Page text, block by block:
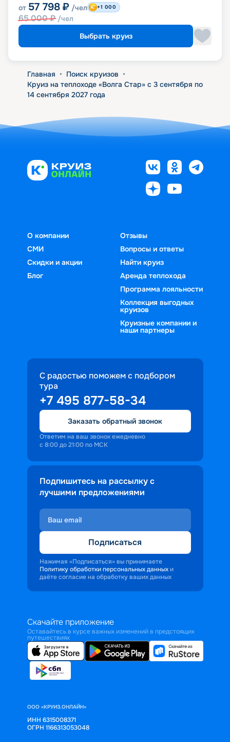
от 57 798 ₽ /чел
65 000₽ /чел
+1 000
Выбрать круиз
Главная • Поиск круизов •
Круиз на теплоходе «Волга Стар» с 3 сентября по
14 сентября 2027 года
О компании
СМИ
Скидки и акции
Блог
Отзывы
Вопросы и ответы
Найти круиз
Аренда теплохода
Программа лояльности
Коллекция выгодных
круизов
Круизные компании и
наши партнеры
С радостью поможем с подбором
тура
+7 495 877-58-34
Заказать обратный звонок
Ответим на ваш звонок ежедневно
с 8:00 до 21:00 по МСК
Подпишитесь на рассылку с
лучшими предложениями
Подписаться
Нажимая «Подписаться» вы принимаете
Политику обработки персональных данных и
даёте согласие на обработку ваших данных
Скачайте приложение
Оставайтесь в курсе важных изменений в предстоящих
путешествиях
ООО «КРУИЗ.ОНЛАЙН»
ИНН 6315008371
ОГРН 1166313053048